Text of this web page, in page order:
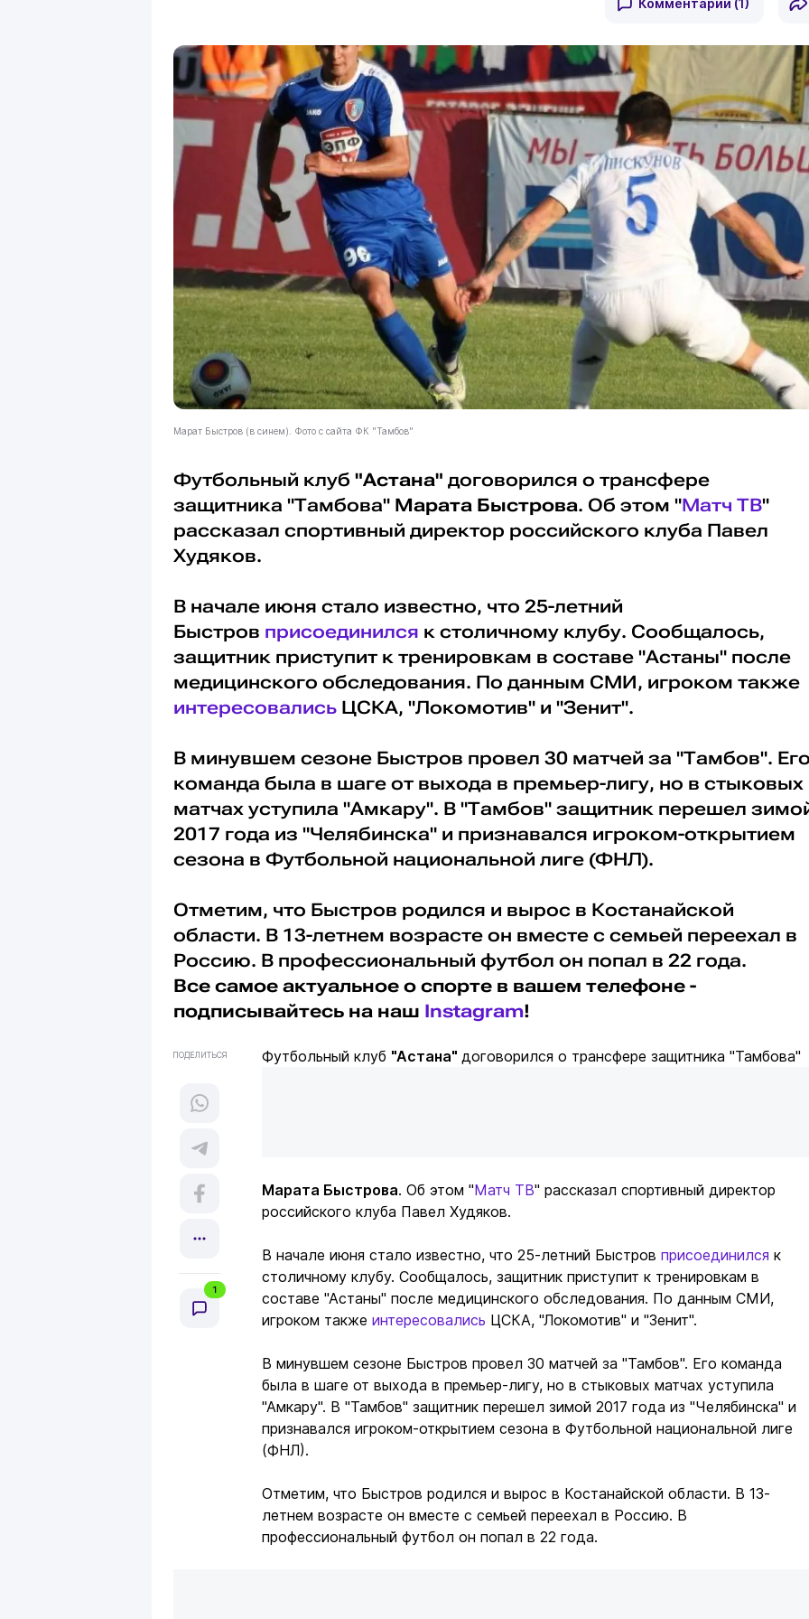
Комментарии (1)
Марат Быстров (в синем). Фото с сайта ФК "Тамбов"
Футбольный клуб "Астана" договорился о трансфере
защитника "Тамбова" Марата Быстрова. Об этом "Матч ТВ"
рассказал спортивный директор российского клуба Павел
Худяков.
В начале июня стало известно, что 25-летний
Быстров присоединился к столичному клубу. Сообщалось,
защитник приступит к тренировкам в составе "Астаны" после
медицинского обследования. По данным СМИ, игроком также
интересовались ЦСКА, "Локомотив" и "Зенит".
В минувшем сезоне Быстров провел 30 матчей за "Тамбов".
команда была в шаге от выхода в премьер-лигу, но в стыковых
матчах уступила "Амкару". В "Тамбов" защитник перешел
2017 года из "Челябинска" и признавался игроком-открытием
сезона в Футбольной национальной лиге (ФНЛ).
Отметим, что Быстров родился и вырос в Костанайской
области. В 13-летнем возрасте он вместе с семьей переехал в
Россию. В профессиональный футбол он попал в 22 года.
Все самое актуальное о спорте в вашем телефоне -
подписывайтесь на наш Instagram!
ПОДЕЛИТЬСЯ
1
Футбольный клуб "Астана" договорился о трансфере защитника "Тамбова"
Марата Быстрова. Об этом "Матч ТВ" рассказал спортивный директор
российского клуба Павел Худяков.
В начале июня стало известно, что 25-летний Быстров присоединился к
столичному клубу. Сообщалось, защитник приступит к тренировкам в
составе "Астаны" после медицинского обследования. По данным СМИ,
игроком также интересовались ЦСКА, "Локомотив" и "Зенит".
В минувшем сезоне Быстров провел 30 матчей за "Тамбов". Его команда
была в шаге от выхода в премьер-лигу, но в стыковых матчах уступила
"Амкару". В "Тамбов" защитник перешел зимой 2017 года из "Челябинска" и
признавался игроком-открытием сезона в Футбольной национальной лиге
(ФНЛ).
Отметим, что Быстров родился и вырос в Костанайской области. В 13-
летнем возрасте он вместе с семьей переехал в Россию. В
профессиональный футбол он попал в 22 года.